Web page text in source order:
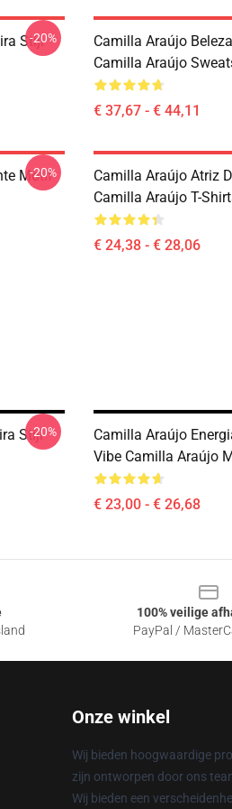
Stijl
-20%
Camilla Araújo
Camilla Araújo
€ 37,67 - € 44,11
Motif
-20%
Camilla Araújo Atriz
Camilla Araújo T-
€ 24,38 - € 28,06
Stijl
-20%
Camilla Araújo
Vibe Camilla Araújo
€ 23,00 - € 26,68
100% veilige
PayPal /
Onze winkel
Wij bieden hoogwaardige
zijn ontworpen door ons
Wij bieden een